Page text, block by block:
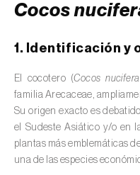
Aliso (Alnus
Almendro ( Prunus
Altramuz ( Lupinus
Cocos
1. Identificación y
El cocotero (Cocos nucifera
familia Arecaceae,
Su origen exacto es
el Sudeste Asiático y/o en
plantas más emblemáticas
una de las especies